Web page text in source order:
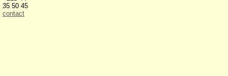
35 50 45
contact